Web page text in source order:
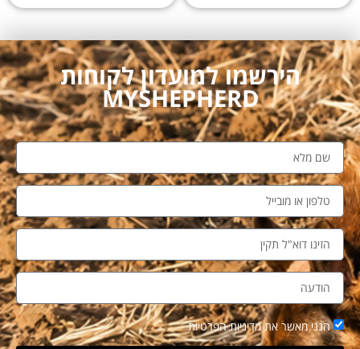
הירשמו למועדון לקוחות
MYSHEPHERD
הנני מאשר את מדיניות הפרטיות